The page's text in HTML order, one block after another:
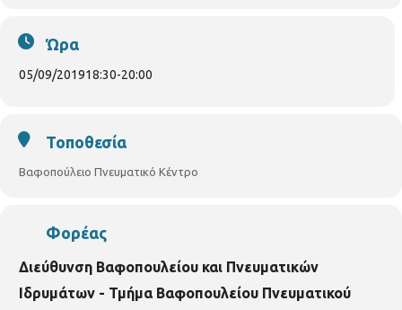
Ώρα
05/09/201918:30-20:00
Τοποθεσία
Βαφοπούλειο Πνευματικό Κέντρο
Φορέας
Διεύθυνση Βαφοπουλείου και Πνευματικών
Ιδρυμάτων - Τμήμα Βαφοπουλείου Πνευματικού